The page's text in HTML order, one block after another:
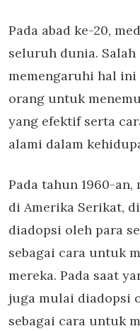
Pada abad ke-20,
seluruh dunia.
memengaruhi hal
orang untuk
yang efektif serta
alami dalam
Pada tahun 1960-
di Amerika Serikat,
diadopsi oleh para
sebagai cara untuk
mereka. Pada saat
juga mulai diadopsi
sebagai cara untuk